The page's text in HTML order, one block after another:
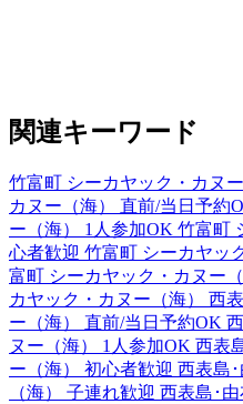
関連キーワード
竹富町 シーカヤック・カヌ
カヌー（海） 直前/当日予約
ー（海） 1人参加OK 竹富町
心者歓迎 竹富町 シーカヤッ
富町 シーカヤック・カヌー
カヤック・カヌー（海） 西
ー（海） 直前/当日予約OK
ヌー（海） 1人参加OK 西表
ー（海） 初心者歓迎 西表島
（海） 子連れ歓迎 西表島･